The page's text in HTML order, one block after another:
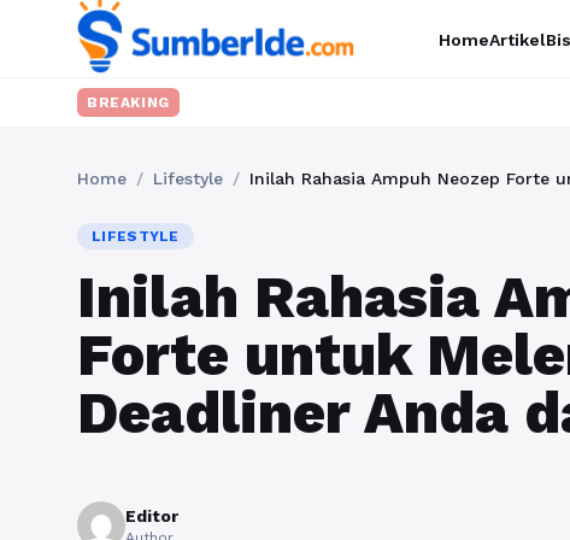
HomeArtikel
BREAKING
Home / Lifestyle / Inilah Rahasia Ampuh Neozep Forte
LIFESTYLE
Inilah Rahasia
Forte untuk
Deadliner Anda
Editor